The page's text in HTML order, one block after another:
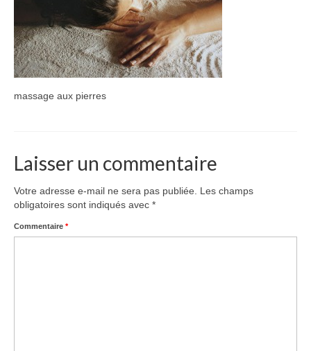
Massage
Massage aux pierres chaudes
Manucure
Pédicure
Tarifs
Contact
massage aux pierres
Laisser un commentaire
Votre adresse e-mail ne sera pas publiée.
Les champs
obligatoires sont indiqués avec *
Commentaire *